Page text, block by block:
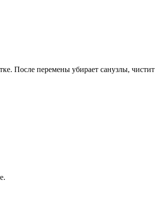
После перемены убирает санузлы, чистит